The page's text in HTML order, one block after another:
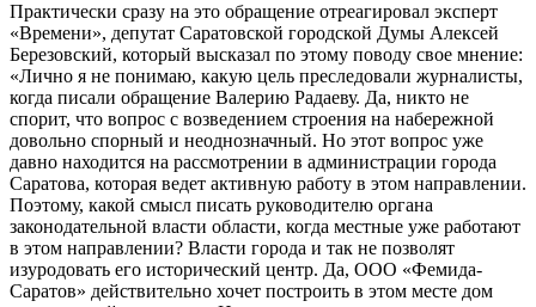
Практически сразу на это обращение отреагировал эксперт
«Времени», депутат Саратовской городской Думы Алексей
Березовский, который высказал по этому поводу свое мнение:
«Лично я не понимаю, какую цель преследовали журналисты,
когда писали обращение Валерию Радаеву. Да, никто не
спорит, что вопрос с возведением строения на набережной
довольно спорный и неоднозначный. Но этот вопрос уже
давно находится на рассмотрении в администрации города
Саратова, которая ведет активную работу в этом направлении.
Поэтому, какой смысл писать руководителю органа
законодательной власти области, когда местные уже работают
в этом направлении? Власти города и так не позволят
изуродовать его исторический центр. Да, ООО «Фемида-
Саратов» действительно хочет построить в этом месте дом